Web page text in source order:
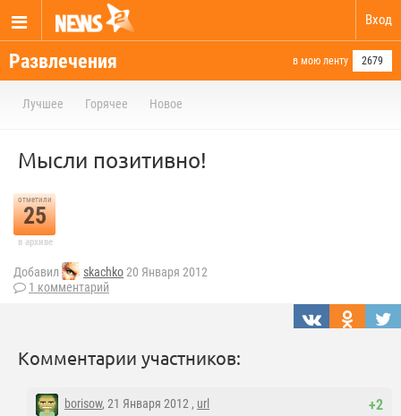
Вход
Развлечения в мою ленту 2679
Лучшее Горячее Новое
Мысли позитивно!
отметили
25
в архиве
Добавил skachko20 Января 2012
1 комментарий
Комментарии участников:
+2
borisow, 21 Января 2012 , url